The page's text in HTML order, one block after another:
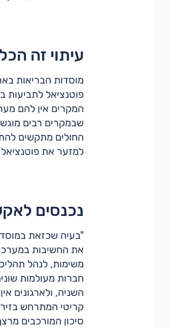
עיתוי זה
מוסדות הבריאות
פוטנציאל לתביעות
המקרים אין להם
שבמקרים רבים
החולים מתקשים
למזער את
נכנסים
"בעיה שכזאת במוסד
את החשיבות
חברות מעולמות
השניה, ולארגונים
קריטי המתרחש
סיכון המורכבים